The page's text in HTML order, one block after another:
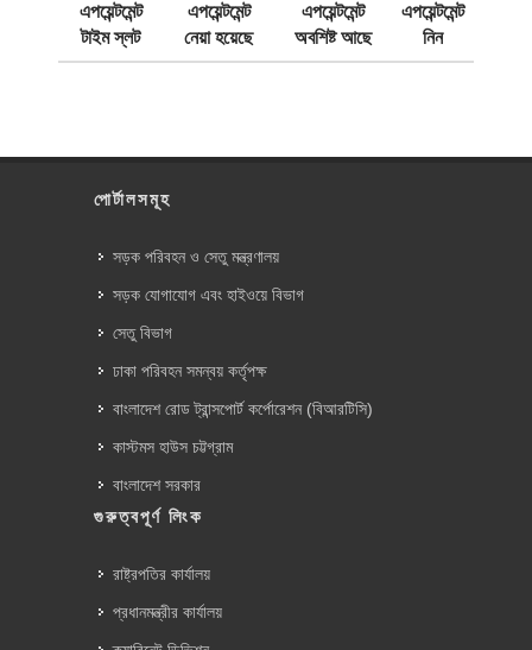
এপয়েন্টমেন্ট
টাইম স্লট
এপয়েন্টমেন্ট
নেয়া হয়েছে
এপয়েন্টমেন্ট
অবশিষ্ট আছে
এপয়েন্টমেন্ট
নিন
পোর্টালসমূহ
সড়ক পরিবহন ও সেতু মন্ত্রণালয়
সড়ক যোগাযোগ এবং হাইওয়ে বিভাগ
সেতু বিভাগ
ঢাকা পরিবহন সমন্বয় কর্তৃপক্ষ
বাংলাদেশ রোড ট্রান্সপোর্ট কর্পোরেশন (বিআরটিসি)
কাস্টমস হাউস চট্টগ্রাম
বাংলাদেশ সরকার
গুরুত্বপূর্ণ লিংক
রাষ্ট্রপতির কার্যালয়
প্রধানমন্ত্রীর কার্যালয়